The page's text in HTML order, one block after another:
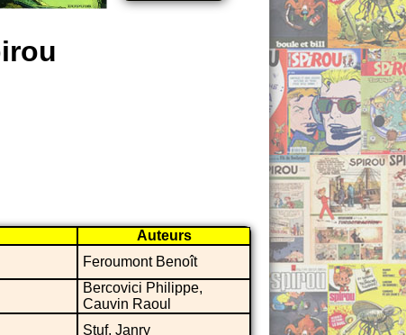
Auteurs
Feroumont Benoît
Bercovici Philippe,
Cauvin Raoul
Stuf, Janry